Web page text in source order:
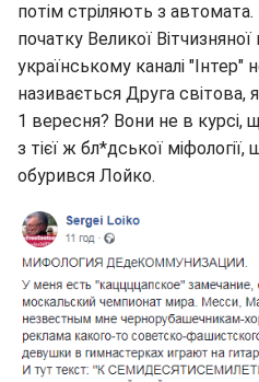
потім стріляють з автомата.
початку Великої
українському каналі "Інтер"
називається Друга світова,
1 вересня? Вони не в курсі,
з тієї ж бл*дської
обурився Лойко.